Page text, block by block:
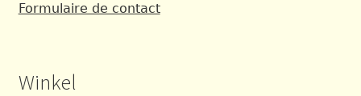
Formulaire de contact
Winkel